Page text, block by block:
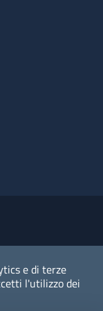
e di terze
l'utilizzo dei